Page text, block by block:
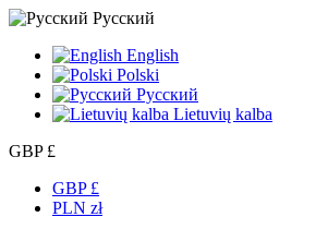
Русский
English
Polski
Русский
Lietuvių kalba
GBP £
GBP £
PLN zł